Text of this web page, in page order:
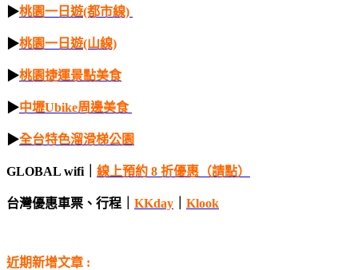
▶桃園一日遊(都市線)
▶桃園一日遊(山線)
▶桃園捷運景點美食
▶中壢Ubike周邊美食
▶全台特色溜滑梯公園
GLOBAL wifi｜ 線上預約 8 折優惠（請點）
台灣優惠車票、行程｜ KKday Klook
近期新增文章 :